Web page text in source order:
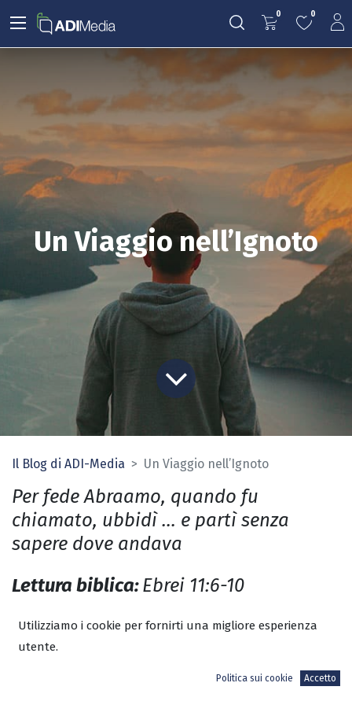
0 0
Un Viaggio nell’Ignoto
Il Blog di ADI-Media Un Viaggio nell’Ignoto
Per fede Abraamo, quando fu
chiamato, ubbidì … e partì senza
sapere dove andava
Lettura biblica:Ebrei 11:6-10
Abraamo ha iniziato il suo viaggio
senza conoscere chiaramente la
destinazione finale. Ha ubbidito a un
Utilizziamo i cookie per fornirti una migliore esperienza
utente.
Politica sui cookie Accetto